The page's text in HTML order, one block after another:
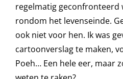
regelmatig geconfronteerd
rondom het levenseinde.
ook niet voor hen. Ik was
cartoonverslag te maken,
Poeh… Een hele eer, maar